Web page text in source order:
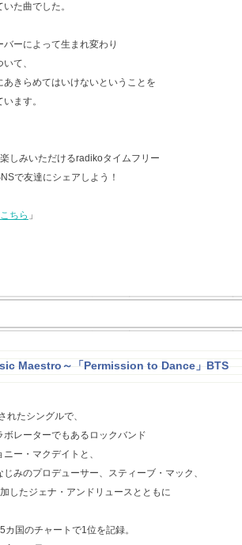
た曲でした。
ーによって生まれ変わり
て、
きらめてはいけないということを
ます。
しみいただけるradikoタイムフリー
で友達にシェアしよう！
ちら 」
Maestro～「Permission to Dance」BTS
れたシングルで、
レーターでもあるロックバンド
ー・マクデイトと、
みのプロデューサー、スティーブ・マック、
したジェナ・アンドリュースとともに
国のチャートで1位を記録。